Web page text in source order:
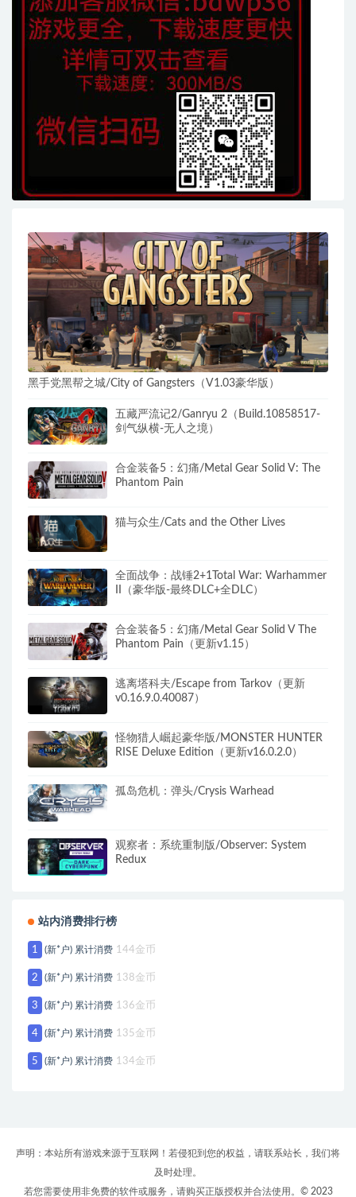
黑手党黑帮之城/City of Gangsters（V1.03豪华版）
五藏严流记2/Ganryu 2（Build.10858517-
剑气纵横-无人之境）
合金装备5：幻痛/Metal Gear Solid V: The
Phantom Pain
猫与众生/Cats and the Other Lives
全面战争：战锤2+1Total War: Warhammer
II（豪华版-最终DLC+全DLC）
合金装备5：幻痛/Metal Gear Solid V The
Phantom Pain（更新v1.15）
逃离塔科夫/Escape from Tarkov（更新
v0.16.9.0.40087）
怪物猎人崛起豪华版/MONSTER HUNTER
RISE Deluxe Edition（更新v16.0.2.0）
孤岛危机：弹头/Crysis Warhead
观察者：系统重制版/Observer: System
Redux
站内消费排行榜
1 (新*户) 累计消费 144金币
2 (新*户) 累计消费 138金币
3 (新*户) 累计消费 136金币
4 (新*户) 累计消费 135金币
5 (新*户) 累计消费 134金币
声明：本站所有游戏来源于互联网！若侵犯到您的权益，请联系站长，我们将
及时处理。
若您需要使用非免费的软件或服务，请购买正版授权并合法使用。© 2023